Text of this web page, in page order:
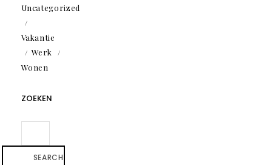
Uncategorized
Vakantie
Werk
Wonen
ZOEKEN
SEARCH